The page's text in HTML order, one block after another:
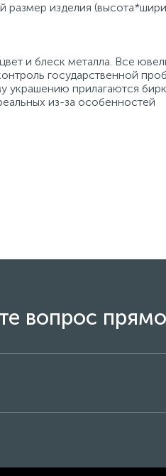
размер изделия
и блеск металла. Все
государственной
украшению прилагаются
из-за особенностей
вопрос